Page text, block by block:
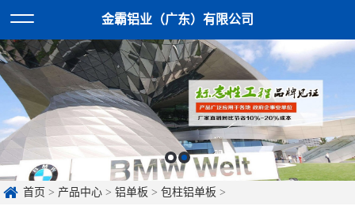
金霸铝业（广东）有限公司
首页 > 产品中心 >铝单板 >包柱铝单板 >